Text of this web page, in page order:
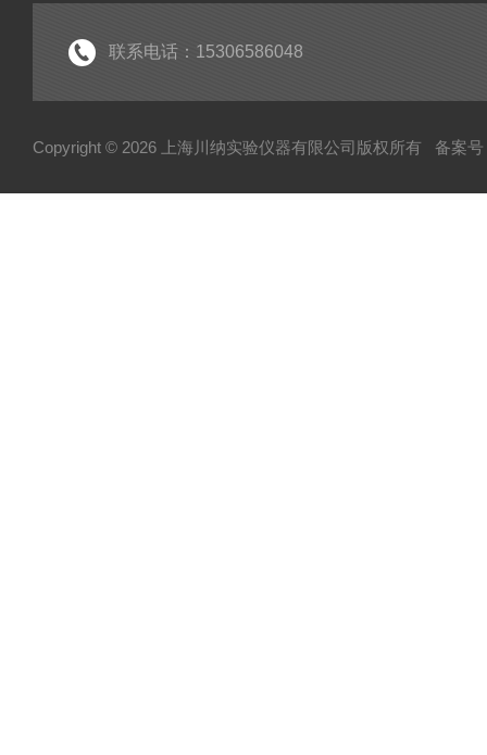
联系电话：15306586048
Copyright © 2026 上海川纳实验仪器有限公司版权所有 备案号